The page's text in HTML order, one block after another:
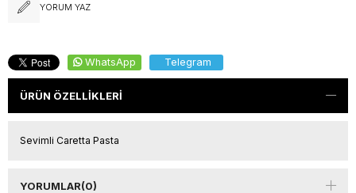
YORUM YAZ
WhatsApp Telegram
ÜRÜN ÖZELLIKLERI
Sevimli Caretta Pasta
YORUMLAR(0)